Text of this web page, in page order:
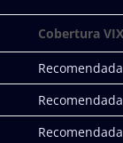
Cobertura VIX
Recomendada
Recomendada
Recomendada